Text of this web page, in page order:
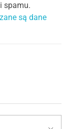
spamu.
są dane